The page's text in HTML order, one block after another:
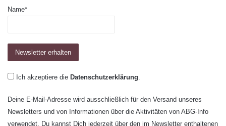
Name*
Ich akzeptiere die Datenschutzerklärung.
Deine E-Mail-Adresse wird ausschließlich für den Versand unseres
Newsletters und von Informationen über die Aktivitäten von ABG-Info
verwendet. Du kannst Dich jederzeit über den im Newsletter enthaltenen